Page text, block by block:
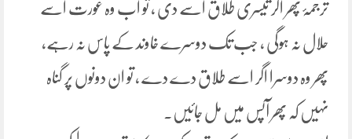
ترجمۂ پھر اگر تیسری طلاق اسے دی ، تو اب وہ عورت اسے
حلال نہ ہوگی ، جب تک دوسرے خاوند کے پاس نہ رہے،
پھر وہ دوسرا اگر اسے طلاق دے دے ، تو ان دونوں پر گناہ
نہیں کہ پھر آپس میں مل جائیں۔